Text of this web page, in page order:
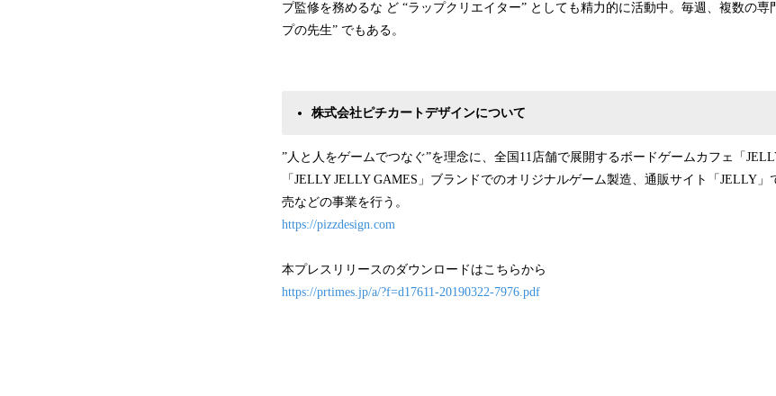
プ監修を務めるな ど “ラップクリエイター” としても精力的に活動中。毎週、複数の専
プの先生” でもある。
株式会社ピチカートデザインについて
”人と人をゲームでつなぐ”を理念に、全国11店舗で展開するボードゲームカフェ「
「JELLY JELLY GAMES」ブランドでのオリジナルゲーム製造、通販サイト「JELLY
売などの事業を行う。
https://pizzdesign.com
本プレスリリースのダウンロードはこちらから
https://prtimes.jp/a/?f=d17611-20190322-7976.pdf